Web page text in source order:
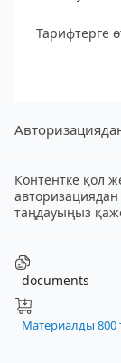
Тарифтерге
Контентке қол
таңдауыңыз
documents
Материалды 800